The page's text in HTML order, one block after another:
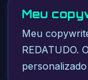
Meu
Meu
REDATUDO.